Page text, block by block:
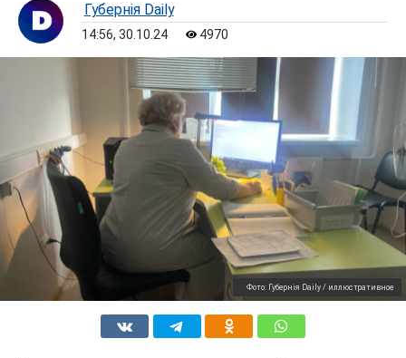
Губернiя Daily
14:56, 30.10.24 4970
Фото: Губернiя Daily / иллюстративное